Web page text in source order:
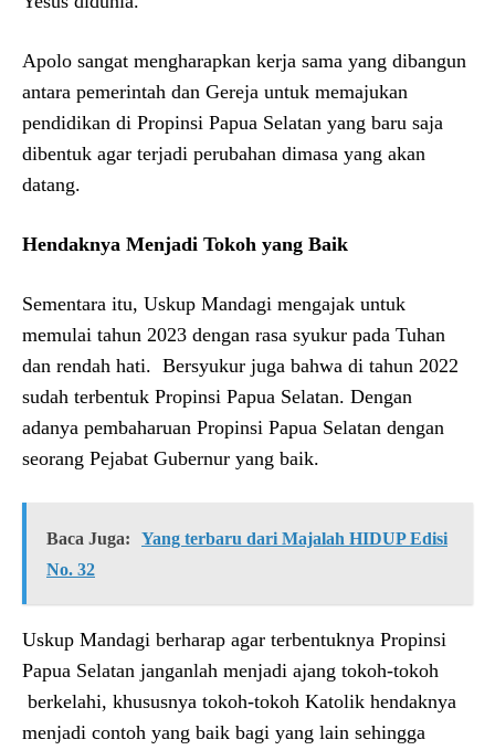
Apolo sangat mengharapkan kerja sama yang dibangun
antara pemerintah dan Gereja untuk memajukan
pendidikan di Propinsi Papua Selatan yang baru saja
dibentuk agar terjadi perubahan dimasa yang akan
datang.
Hendaknya Menjadi Tokoh yang Baik
Sementara itu, Uskup Mandagi mengajak untuk
memulai tahun 2023 dengan rasa syukur pada Tuhan
dan rendah hati. Bersyukur juga bahwa di tahun 2022
sudah terbentuk Propinsi Papua Selatan. Dengan
adanya pembaharuan Propinsi Papua Selatan dengan
seorang Pejabat Gubernur yang baik.
Baca Juga:
Yang terbaru dari Majalah HIDUP Edisi
No. 32
Uskup Mandagi berharap agar terbentuknya Propinsi
Papua Selatan janganlah menjadi ajang tokoh-tokoh
berkelahi, khususnya tokoh-tokoh Katolik hendaknya
menjadi contoh yang baik bagi yang lain sehingga